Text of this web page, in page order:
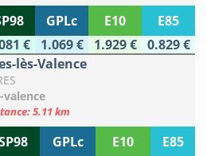
GPLc E10
E85
€ 1.069 € 1.929 €
0.829 €
lès-Valence
valence
5.11 km
GPLc E10
E85